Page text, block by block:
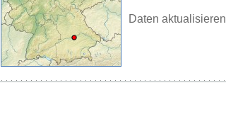
Daten aktualisieren